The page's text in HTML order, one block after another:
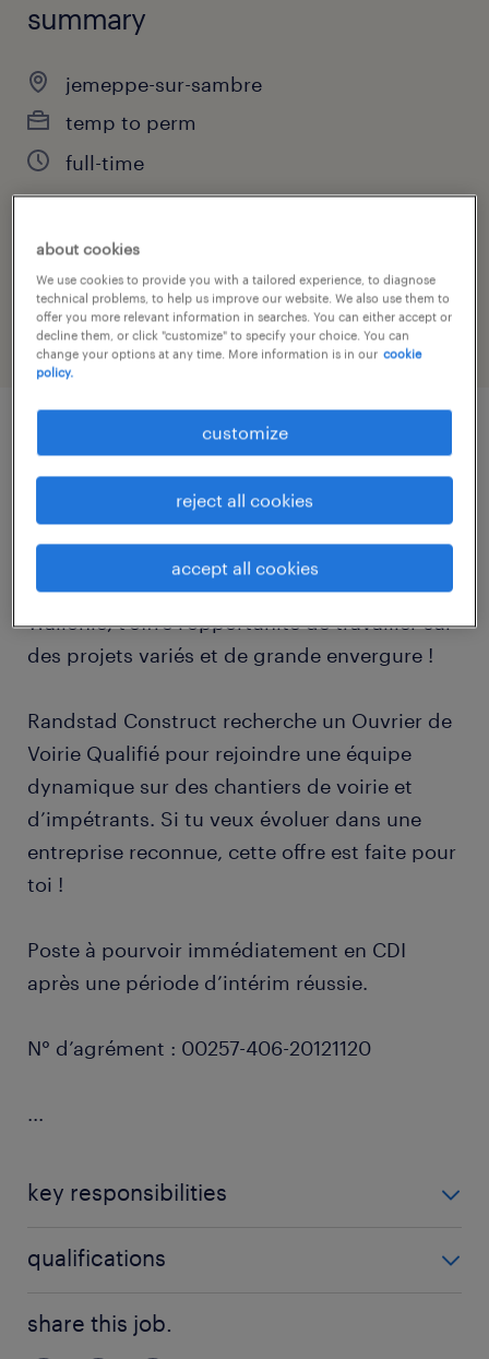
summary
jemeppe-sur-sambre
temp to perm
full-time
job category
construction, trades & mining
job details
Tu es un Ouvrier de Voirie Qualifié avec de
l’expérience et tu recherches un nouveau défi
? Le Groupe Nonet, expert en voirie en
Wallonie, t’offre l’opportunité de travailler sur
des projets variés et de grande envergure !
Randstad Construct recherche un Ouvrier de
Voirie Qualifié pour rejoindre une équipe
dynamique sur des chantiers de voirie et
d’impétrants. Si tu veux évoluer dans une
entreprise reconnue, cette offre est faite pour
toi !
Poste à pourvoir immédiatement en CDI
après une période d’intérim réussie.
N° d’agrément : 00257-406-20121120
...
key responsibilities
voirie variés tels que la pose de pavés,
qualifications
avec les compétences suivantes :
share this job.
about cookies
We use cookies to provide you with a tailored experience, to diagnose
technical problems, to help us improve our website. We also use them to
offer you more relevant information in searches. You can either accept or
decline them, or click "customize" to specify your choice. You can
change your options at any time. More information is in our cookie
policy.
customize
reject all cookies
accept all cookies